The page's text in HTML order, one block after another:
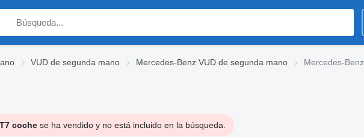
VUD de segunda mano Mercedes-Benz VUD de segunda mano Mercedes-
cochese ha vendido y no está incluido en la búsqueda.